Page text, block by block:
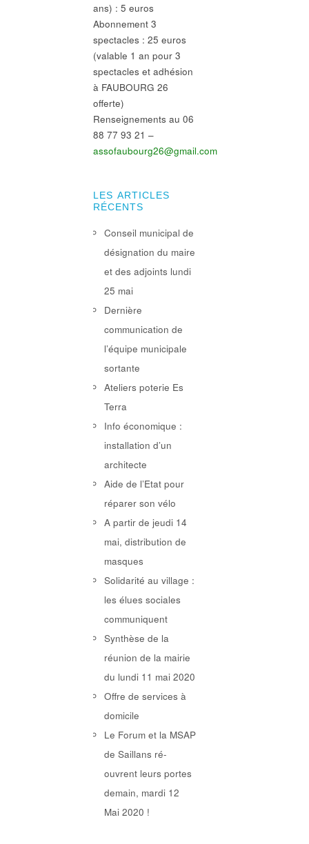
ans) : 5 euros
Abonnement 3
spectacles : 25 euros
(valable 1 an pour 3
spectacles et adhésion
à FAUBOURG 26
offerte)
Renseignements au 06
88 77 93 21 –
assofaubourg26@gmail.com
LES ARTICLES
RÉCENTS
Conseil municipal de
désignation du maire
et des adjoints lundi
25 mai
Dernière
communication de
l’équipe municipale
sortante
Ateliers poterie Es
Terra
Info économique :
installation d’un
architecte
Aide de l’Etat pour
réparer son vélo
A partir de jeudi 14
mai, distribution de
masques
Solidarité au village :
les élues sociales
communiquent
Synthèse de la
réunion de la mairie
du lundi 11 mai 2020
Offre de services à
domicile
Le Forum et la MSAP
de Saillans ré-
ouvrent leurs portes
demain, mardi 12
Mai 2020 !